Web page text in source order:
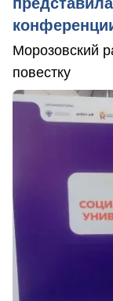
Морозовский
повестку